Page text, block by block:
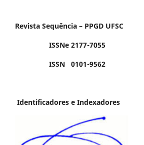
Revista Sequência – PPGD UFSC
ISSNe 2177-7055
ISSN 0101-9562
Identificadores e Indexadores